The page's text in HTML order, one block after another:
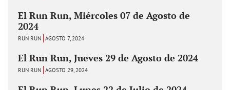
El Run Run, Miércoles 07 de Agosto de
2024
RUN RUN AGOSTO 7, 2024
El Run Run, Jueves 29 de Agosto de 2024
RUN RUN AGOSTO 29, 2024